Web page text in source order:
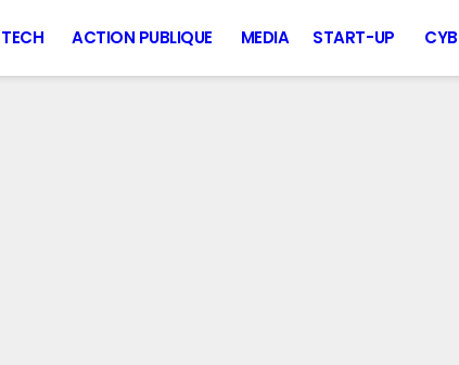
TECH ACTION PUBLIQUE MEDIA START-UP